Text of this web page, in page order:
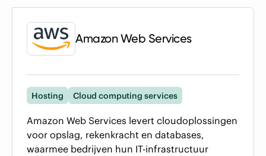
Amazon Web Services
Hosting Cloud computing services
Amazon Web Services levert cloudoplossingen
voor opslag, rekenkracht en databases,
waarmee bedrijven hun IT-infrastructuur